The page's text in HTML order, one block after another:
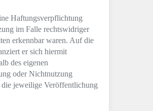
Haftungsverpflichtung
im Falle rechtswidriger
erkennbar waren. Auf die
er sich hiermit
des eigenen
oder Nichtnutzung
die jeweilige Veröffentlichung